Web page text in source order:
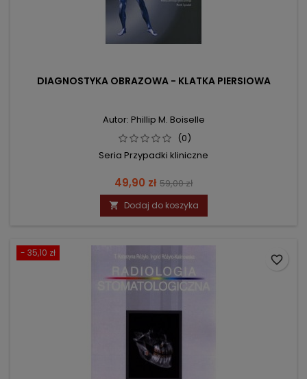
DIAGNOSTYKA OBRAZOWA - KLATKA PIERSIOWA
Autor: Phillip M. Boiselle
(0)
Seria Przypadki kliniczne
Cena
49,90 zł Cena
podstawowa
59,00 zł
 Dodaj do koszyka
- 35,10 zł
favorite_border